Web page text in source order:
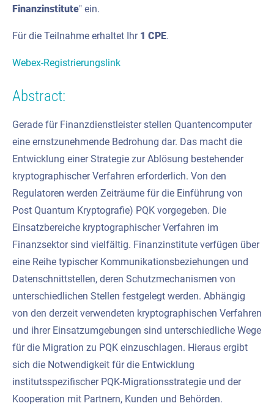
Finanzinstitute" ein.
Für die Teilnahme erhaltet Ihr 1 CPE.
Webex-Registrierungslink
Abstract:
Gerade für Finanzdienstleister stellen Quantencomputer
eine ernstzunehmende Bedrohung dar. Das macht die
Entwicklung einer Strategie zur Ablösung bestehender
kryptographischer Verfahren erforderlich. Von den
Regulatoren werden Zeiträume für die Einführung von
Post Quantum Kryptografie) PQK vorgegeben. Die
Einsatzbereiche kryptographischer Verfahren im
Finanzsektor sind vielfältig. Finanzinstitute verfügen über
eine Reihe typischer Kommunikationsbeziehungen und
Datenschnittstellen, deren Schutzmechanismen von
unterschiedlichen Stellen festgelegt werden. Abhängig
von den derzeit verwendeten kryptographischen Verfahren
und ihrer Einsatzumgebungen sind unterschiedliche Wege
für die Migration zu PQK einzuschlagen. Hieraus ergibt
sich die Notwendigkeit für die Entwicklung
institutsspezifischer PQK-Migrationsstrategie und der
Kooperation mit Partnern, Kunden und Behörden.